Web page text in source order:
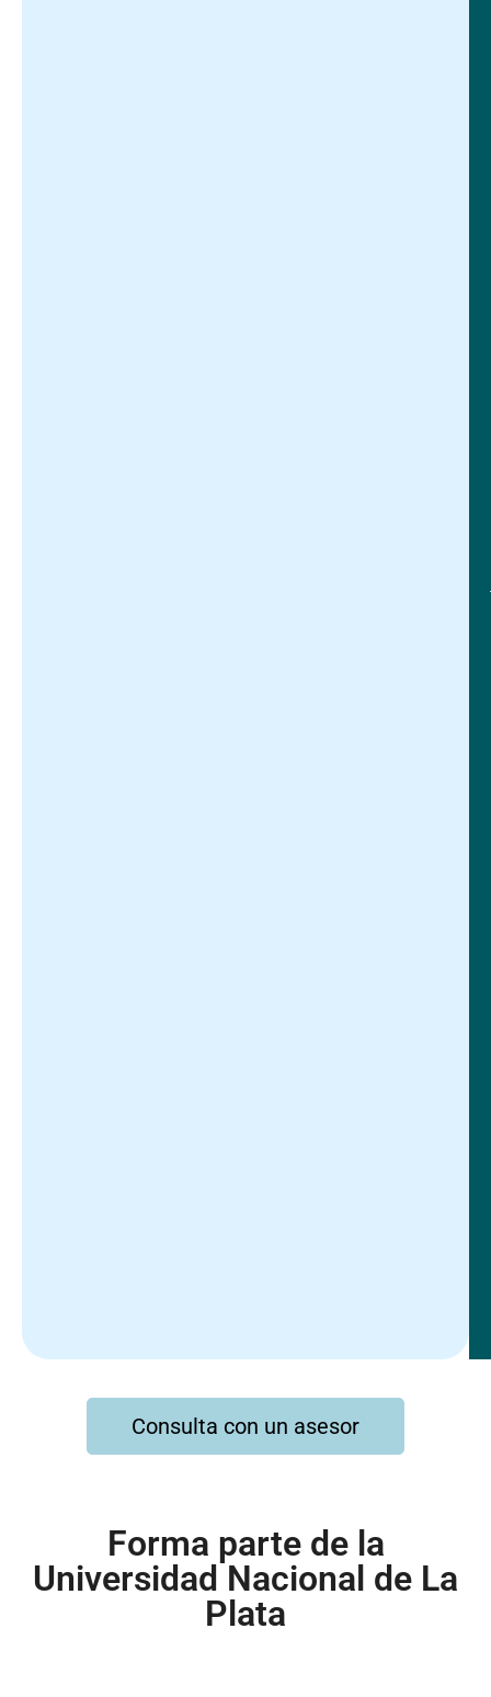
Consulta con un asesor
Forma parte de la
Universidad Nacional de La
Plata